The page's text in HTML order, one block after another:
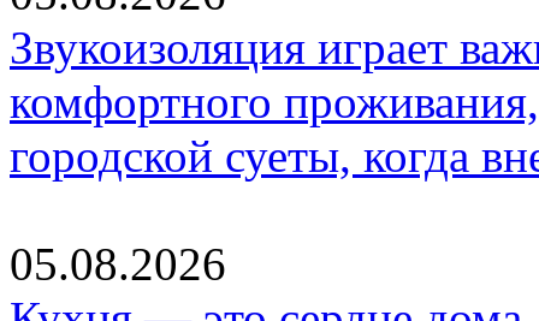
Звукоизоляция играет
комфортного
городской суеты, когда
05.08.2026